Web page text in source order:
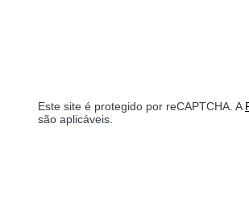
Este site é protegido por reCAPTCHA. A
são aplicáveis.